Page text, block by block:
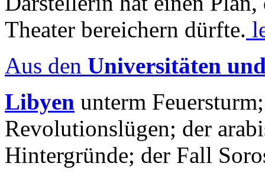
Theater bereichern dürfte.
Aus den Universitäten
Libyen unterm
Revolutionslügen; der
Hintergründe; der Fall